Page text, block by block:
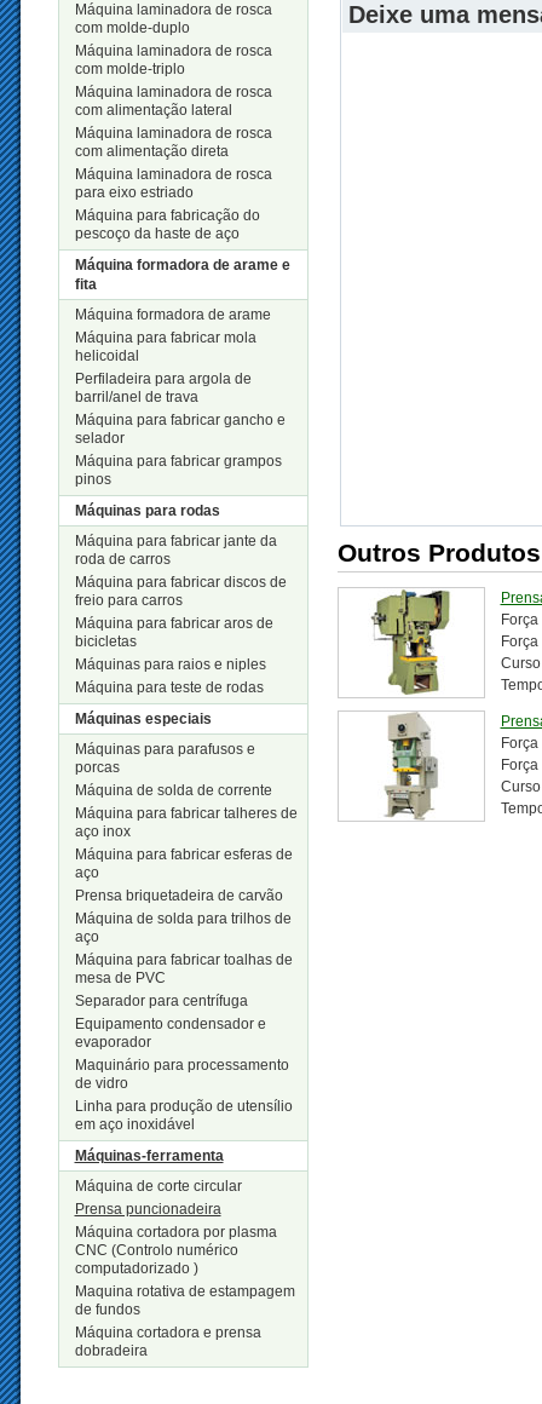
Máquina laminadora de rosca
com molde-duplo
Máquina laminadora de rosca
com molde-triplo
Máquina laminadora de rosca
com alimentação lateral
Máquina laminadora de rosca
com alimentação direta
Máquina laminadora de rosca
para eixo estriado
Máquina para fabricação do
pescoço da haste de aço
Máquina formadora de arame e
fita
Máquina formadora de arame
Máquina para fabricar mola
helicoidal
Perfiladeira para argola de
barril/anel de trava
Máquina para fabricar gancho e
selador
Máquina para fabricar grampos
pinos
Máquinas para rodas
Máquina para fabricar jante da
roda de carros
Máquina para fabricar discos de
freio para carros
Máquina para fabricar aros de
bicicletas
Máquinas para raios e niples
Máquina para teste de rodas
Máquinas especiais
Máquinas para parafusos e
porcas
Máquina de solda de corrente
Máquina para fabricar talheres de
aço inox
Máquina para fabricar esferas de
aço
Prensa briquetadeira de carvão
Máquina de solda para trilhos de
aço
Máquina para fabricar toalhas de
mesa de PVC
Separador para centrífuga
Equipamento condensador e
evaporador
Maquinário para processamento
de vidro
Linha para produção de utensílio
em aço inoxidável
Máquinas-ferramenta
Máquina de corte circular
Prensa puncionadeira
Máquina cortadora por plasma
CNC (Controlo numérico
computadorizado )
Maquina rotativa de estampagem
de fundos
Máquina cortadora e prensa
dobradeira
Deixe uma
Outros Produtos